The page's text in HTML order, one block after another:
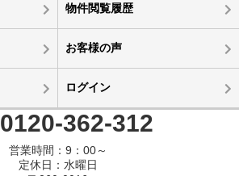
物件閲覧履歴
お客様の声
ログイン
0120-362-312
営業時間：9：00～
定休日：水曜日